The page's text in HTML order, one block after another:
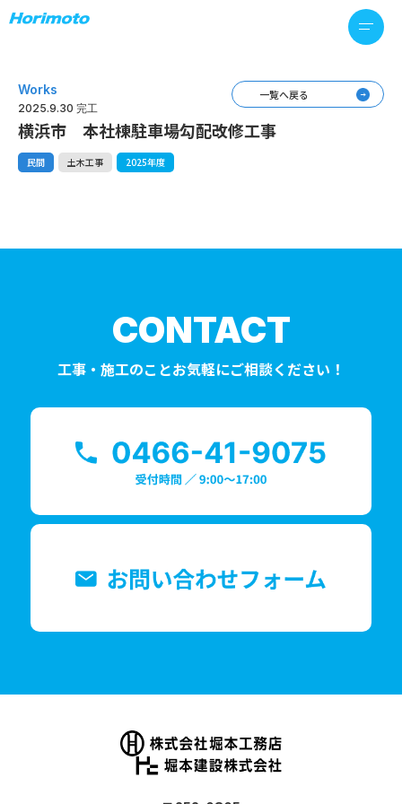
Works
2025.9.30 完工
横浜市 本社棟駐車場勾配改修工事
民間 土木工事 2025年度
一覧へ戻る
CONTACT
工事・施工のことお気軽にご相談ください！